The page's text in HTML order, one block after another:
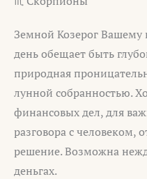
Земной Козерог Вашему
день обещает быть
природная
лунной собранностью.
финансовых дел, для
разговора с человеком,
решение. Возможна
деньгах.